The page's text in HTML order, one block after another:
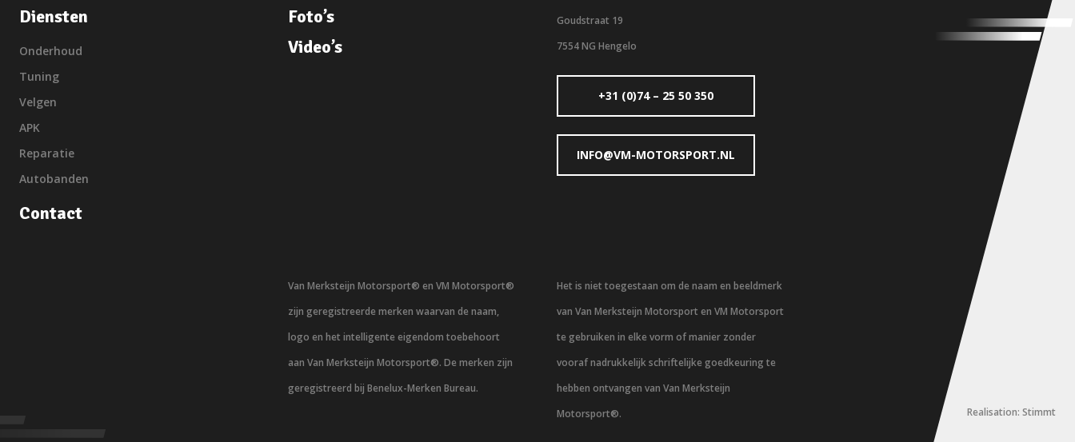
Diensten
Onderhoud
Tuning
Velgen
APK
Reparatie
Autobanden
Contact
Foto’s
Video’s
Goudstraat 19
7554 NG Hengelo
+31 (0)74 – 25 50 350
INFO@VM-MOTORSPORT.NL
Van Merksteijn Motorsport® en VM Motorsport®
zijn geregistreerde merken waarvan de naam,
logo en het intelligente eigendom toebehoort
aan Van Merksteijn Motorsport®. De merken zijn
geregistreerd bij Benelux-Merken Bureau.
Het is niet toegestaan om de naam en beeldmerk
van Van Merksteijn Motorsport en VM Motorsport
te gebruiken in elke vorm of manier zonder
vooraf nadrukkelijk schriftelijke goedkeuring te
hebben ontvangen van Van Merksteijn
Motorsport®.
Realisation: Stimmt